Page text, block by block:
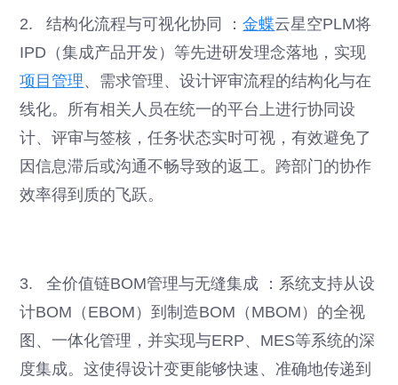
2. 结构化流程与可视化协同 ：金蝶云星空PLM将
IPD（集成产品开发）等先进研发理念落地，实现
项目管理、需求管理、设计评审流程的结构化与在
线化。所有相关人员在统一的平台上进行协同设
计、评审与签核，任务状态实时可视，有效避免了
因信息滞后或沟通不畅导致的返工。跨部门的协作
效率得到质的飞跃。
3. 全价值链BOM管理与无缝集成 ：系统支持从设
计BOM（EBOM）到制造BOM（MBOM）的全视
图、一体化管理，并实现与ERP、MES等系统的深
度集成。这使得设计变更能够快速、准确地传递到